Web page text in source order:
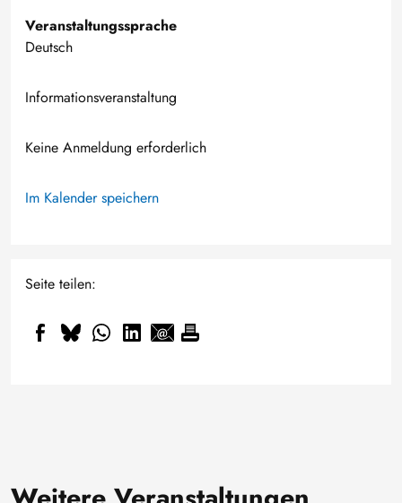
Veranstaltungssprache
Deutsch
Informationsveranstaltung
Keine Anmeldung erforderlich
Im Kalender speichern
Seite teilen: